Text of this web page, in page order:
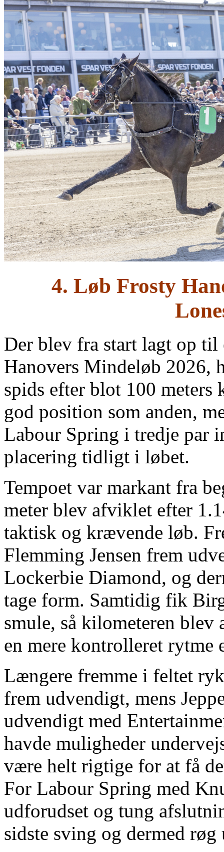
4. Løb Frosty
Der blev fra start lagt op
Hanovers Mindeløb 2026,
spids efter blot 100 meters
god position som anden,
Labour Spring i tredje par
placering tidligt i løbet.
Tempoet var markant fra
meter blev afviklet efter
taktisk og krævende løb.
Flemming Jensen frem
Lockerbie Diamond, og
tage form. Samtidig fik
smule, så kilometeren
en mere kontrolleret rytme
Længere fremme i feltet
frem udvendigt, mens
udvendigt med
havde muligheder
være helt rigtige for at få
For Labour Spring med
udforudset og tung
sidste sving og dermed